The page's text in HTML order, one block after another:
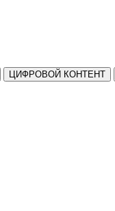
ЦИФРОВОЙ КОНТЕНТ